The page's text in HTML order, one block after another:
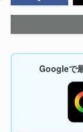
Googleで